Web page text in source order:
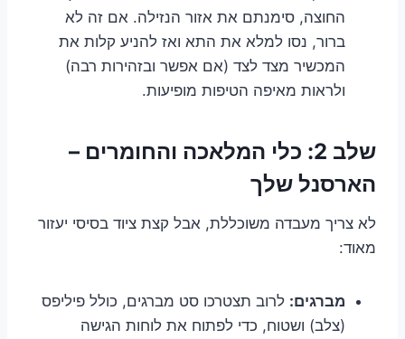
החוצה, סימנתם את אזור הנזילה. אם זה לא
ברור, נסו למלא את התא ואז להניע קלות את
המכשיר מצד לצד (אם אפשר ובזהירות רבה)
ולראות מאיפה הטיפות מופיעות.
שלב 2: כלי המלאכה והחומרים –
הארסנל שלך
לא צריך מעבדה משוכללת, אבל קצת ציוד בסיסי יעזור
מאוד:
מברגים: לרוב תצטרכו סט מברגים, כולל פיליפס
(צלב) ושטוח, כדי לפתוח את לוחות הגישה